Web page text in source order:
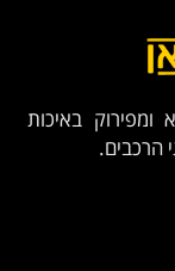
באיכות
הרכבים.